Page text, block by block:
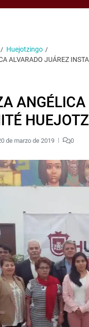
Huejotzingo
ALVARADO JUÁREZ
de marzo de 2019 0